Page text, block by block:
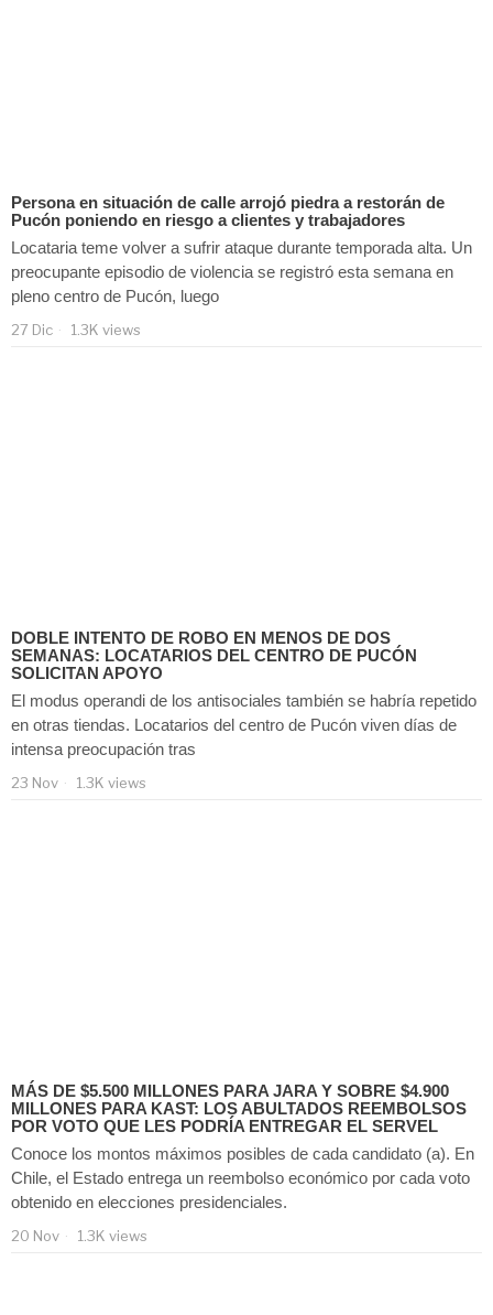
Persona en situación de calle arrojó piedra a restorán de
Pucón poniendo en riesgo a clientes y trabajadores
Locataria teme volver a sufrir ataque durante temporada alta. Un
preocupante episodio de violencia se registró esta semana en
pleno centro de Pucón, luego
27 Dic 1.3K views
DOBLE INTENTO DE ROBO EN MENOS DE DOS
SEMANAS: LOCATARIOS DEL CENTRO DE PUCÓN
SOLICITAN APOYO
El modus operandi de los antisociales también se habría repetido
en otras tiendas. Locatarios del centro de Pucón viven días de
intensa preocupación tras
23 Nov 1.3K views
MÁS DE $5.500 MILLONES PARA JARA Y SOBRE $4.900
MILLONES PARA KAST: LOS ABULTADOS REEMBOLSOS
POR VOTO QUE LES PODRÍA ENTREGAR EL SERVEL
Conoce los montos máximos posibles de cada candidato (a). En
Chile, el Estado entrega un reembolso económico por cada voto
obtenido en elecciones presidenciales.
20 Nov 1.3K views